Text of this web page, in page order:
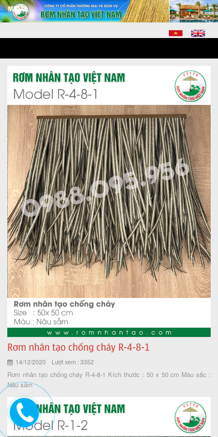
Rơm nhân tạo chống cháy R-4-8-1
14/12/2020 Lượt xem : 3352
Rơm nhân tạo chống cháy R-4-8-1 Kích thước : 50 x 50 cm Màu sắc :
Nâu sẫm